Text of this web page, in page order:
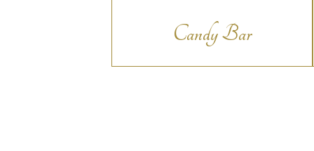
Candy Bar